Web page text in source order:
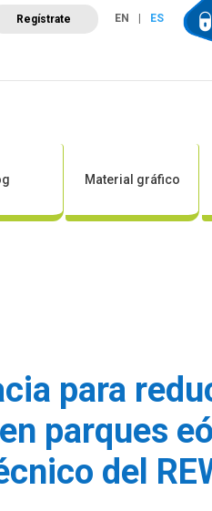
Regístrate EN ES
Campus de
Material gráfico
para
parques
del